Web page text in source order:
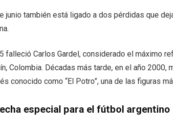
junio también está ligado a dos pérdidas que
falleció Carlos Gardel, considerado el máximo
Colombia. Décadas más tarde, en el año 2000,
conocido como “El Potro”, una de las figuras
especial para el fútbol argentino